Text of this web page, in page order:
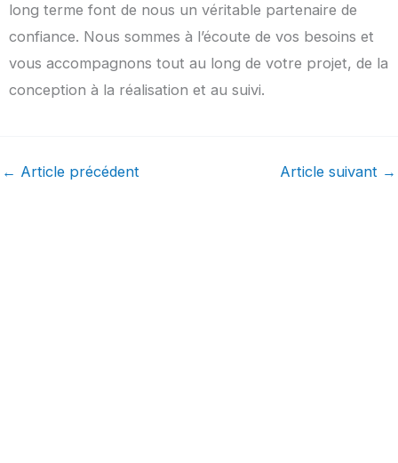
long terme font de nous un véritable partenaire de
confiance. Nous sommes à l’écoute de vos besoins et
vous accompagnons tout au long de votre projet, de la
conception à la réalisation et au suivi.
← Article précédent Article suivant →